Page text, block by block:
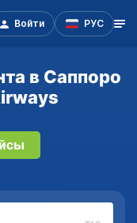
Войти РУС
в Саппоро